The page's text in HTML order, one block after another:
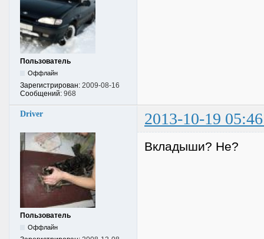
Пользователь
Оффлайн
Зарегистрирован: 2009-08-16
Сообщений: 968
Driver 2013-10-19
Пользователь
Оффлайн
Вкладыши? Не?